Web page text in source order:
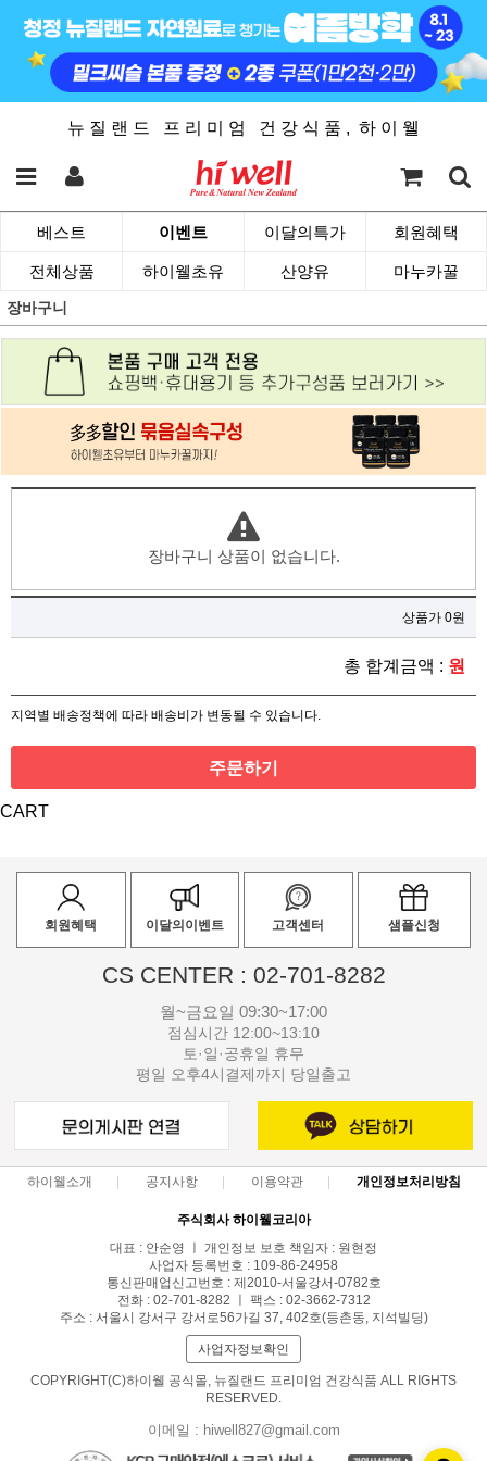
뉴 질 랜 드 프 리 미 엄 건 강 식 품 , 하 이 웰
베스트 이벤트 이달의특가 회원혜택
전체상품 하이웰초유 산양유 마누카꿀
장바구니
장바구니 상품이 없습니다.
상품가 0원
총 합계금액 : 원
지역별 배송정책에 따라 배송비가 변동될 수 있습니다.
주문하기
CART
회원혜택 이달의이벤트 고객센터 샘플신청
CS CENTER : 02-701-8282
월~금요일 09:30~17:00
점심시간 12:00~13:10
토·일·공휴일 휴무
평일 오후4시결제까지 당일출고
하이웰소개 공지사항 이용약관 개인정보처리방침
주식회사 하이웰코리아
대표 : 안순영 ㅣ 개인정보 보호 책임자 : 원현정
사업자 등록번호 : 109-86-24958
통신판매업신고번호 : 제2010-서울강서-0782호
전화 : 02-701-8282 ㅣ 팩스 : 02-3662-7312
주소 : 서울시 강서구 강서로56가길 37, 402호(등촌동, 지석빌딩)
사업자정보확인
COPYRIGHT(C)하이웰 공식몰, 뉴질랜드 프리미엄 건강식품 ALL RIGHTS
RESERVED.
이메일 : hiwell827@gmail.com